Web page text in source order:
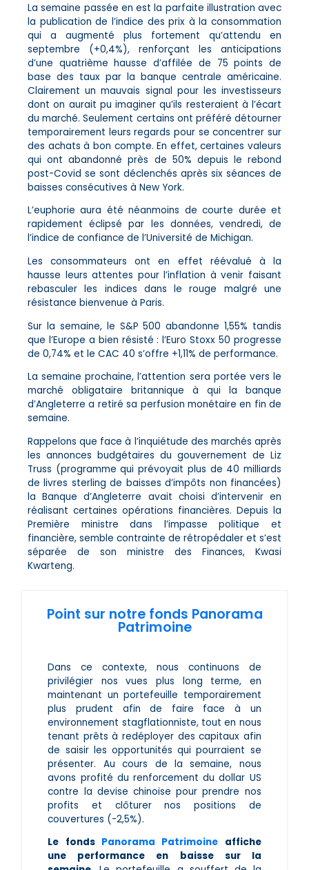
La semaine passée en est la parfaite illustration avec
la publication de l’indice des prix à la consommation
qui a augmenté plus fortement qu’attendu en
septembre (+0,4%), renforçant les anticipations
d’une quatrième hausse d’affilée de 75 points de
base des taux par la banque centrale américaine.
Clairement un mauvais signal pour les investisseurs
dont on aurait pu imaginer qu’ils resteraient à l’écart
du marché. Seulement certains ont préféré détourner
temporairement leurs regards pour se concentrer sur
des achats à bon compte. En effet, certaines valeurs
qui ont abandonné près de 50% depuis le rebond
post-Covid se sont déclenchés après six séances de
baisses consécutives à New York.
L’euphorie aura été néanmoins de courte durée et
rapidement éclipsé par les données, vendredi, de
l’indice de confiance de l’Université de Michigan.
Les consommateurs ont en effet réévalué à la
hausse leurs attentes pour l’inflation à venir faisant
rebasculer les indices dans le rouge malgré une
résistance bienvenue à Paris.
Sur la semaine, le S&P 500 abandonne 1,55% tandis
que l’Europe a bien résisté : l’Euro Stoxx 50 progresse
de 0,74% et le CAC 40 s’offre +1,11% de performance.
La semaine prochaine, l’attention sera portée vers le
marché obligataire britannique à qui la banque
d’Angleterre a retiré sa perfusion monétaire en fin de
semaine.
Rappelons que face à l’inquiétude des marchés après
les annonces budgétaires du gouvernement de Liz
Truss (programme qui prévoyait plus de 40 milliards
de livres sterling de baisses d’impôts non financées)
la Banque d’Angleterre avait choisi d’intervenir en
réalisant certaines opérations financières. Depuis la
Première ministre dans l’impasse politique et
financière, semble contrainte de rétropédaler et s’est
séparée de son ministre des Finances, Kwasi
Kwarteng.
Point sur notre fonds Panorama
Patrimoine
Dans ce contexte, nous continuons de
privilégier nos vues plus long terme, en
maintenant un portefeuille temporairement
plus prudent afin de faire face à un
environnement stagflationniste, tout en nous
tenant prêts à redéployer des capitaux afin
de saisir les opportunités qui pourraient se
présenter. Au cours de la semaine, nous
avons profité du renforcement du dollar US
contre la devise chinoise pour prendre nos
profits et clôturer nos positions de
couvertures (-2,5%).
Le fonds Panorama Patrimoine affiche
une performance en baisse sur la